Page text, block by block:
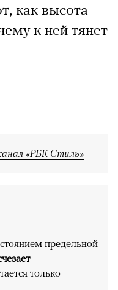
как высота
к ней тянет
«РБК Стиль»
предельной
только